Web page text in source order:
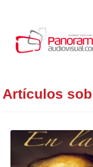
Artículos